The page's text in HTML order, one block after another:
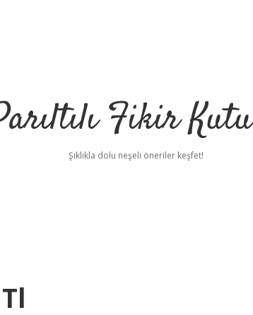
Fikir
Şıklıkla dolu neşeli öneriler keşfet!